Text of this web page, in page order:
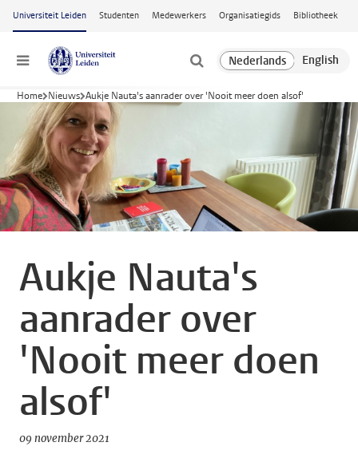
Ga naar hoofdinhoud
Universiteit Leiden Studenten Medewerkers Organisatiegids Bibliotheek
Menu
Home Nieuws Aukje Nauta's aanrader over 'Nooit meer doen alsof'
Aukje Nauta's
aanrader over
'Nooit meer doen
alsof'
09 november 2021